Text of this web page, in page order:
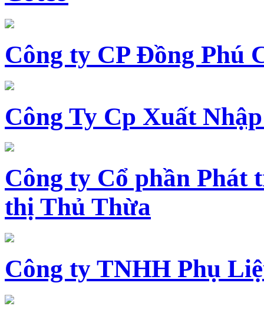
Công ty CP Đồng Phú
Công Ty Cp Xuất
Công ty Cổ phần Phát
thị Thủ Thừa
Công ty TNHH Phụ